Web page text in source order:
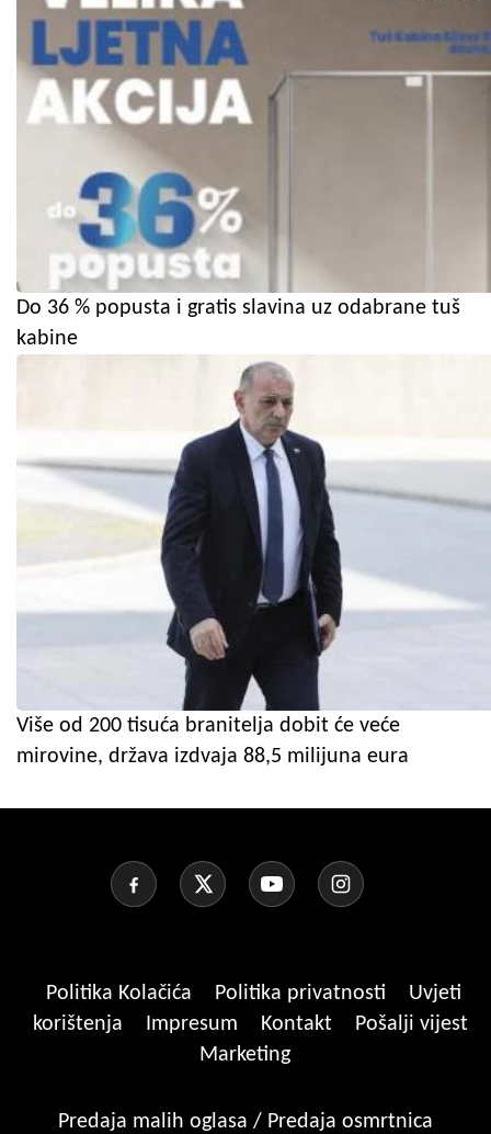
Do 36 % popusta i gratis slavina uz odabrane tuš
kabine
Više od 200 tisuća branitelja dobit će veće
mirovine, država izdvaja 88,5 milijuna eura
Politika Kolačića Politika privatnosti
Uvjeti
korištenja
Impresum Kontakt
Pošalji vijest
Marketing
Predaja malih oglasa / Predaja osmrtnica